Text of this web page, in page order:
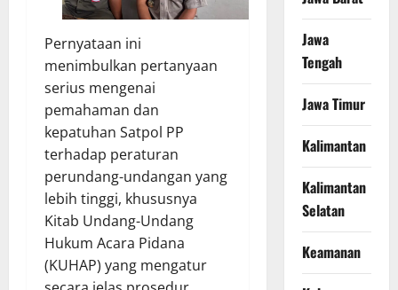
Pernyataan ini
menimbulkan pertanyaan
serius mengenai
pemahaman dan
kepatuhan Satpol PP
terhadap peraturan
perundang-undangan yang
lebih tinggi, khususnya
Kitab Undang-Undang
Hukum Acara Pidana
(KUHAP) yang mengatur
Jawa
Tengah
Jawa Timur
Kalimantan
Kalimantan
Selatan
Keamanan